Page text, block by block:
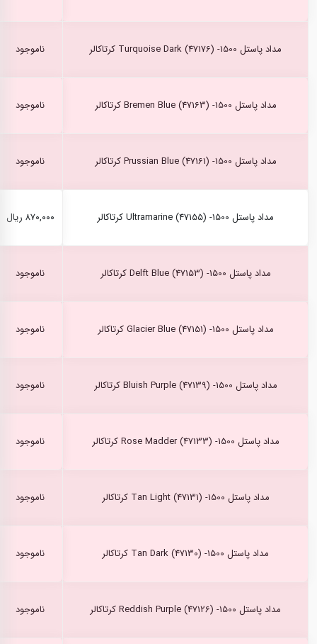
مداد پاستل Turquoise Dark (47176) -1500 کرتاکالر ناموجود
مداد پاستل Bremen Blue (47163) -1500 کرتاکالر ناموجود
مداد پاستل Prussian Blue (47161) -1500 کرتاکالر ناموجود
مداد پاستل Ultramarine (47155) -1500 کرتاکالر ۸۷۰,۰۰۰ ریال
مداد پاستل Delft Blue (47153) -1500 کرتاکالر ناموجود
مداد پاستل Glacier Blue (47151) -1500 کرتاکالر ناموجود
مداد پاستل Bluish Purple (47139) -1500 کرتاکالر ناموجود
مداد پاستل Rose Madder (47133) -1500 کرتاکالر ناموجود
مداد پاستل Tan Light (47131) -1500 کرتاکالر ناموجود
مداد پاستل Tan Dark (47130) -1500 کرتاکالر ناموجود
مداد پاستل Reddish Purple (47126) -1500 کرتاکالر ناموجود